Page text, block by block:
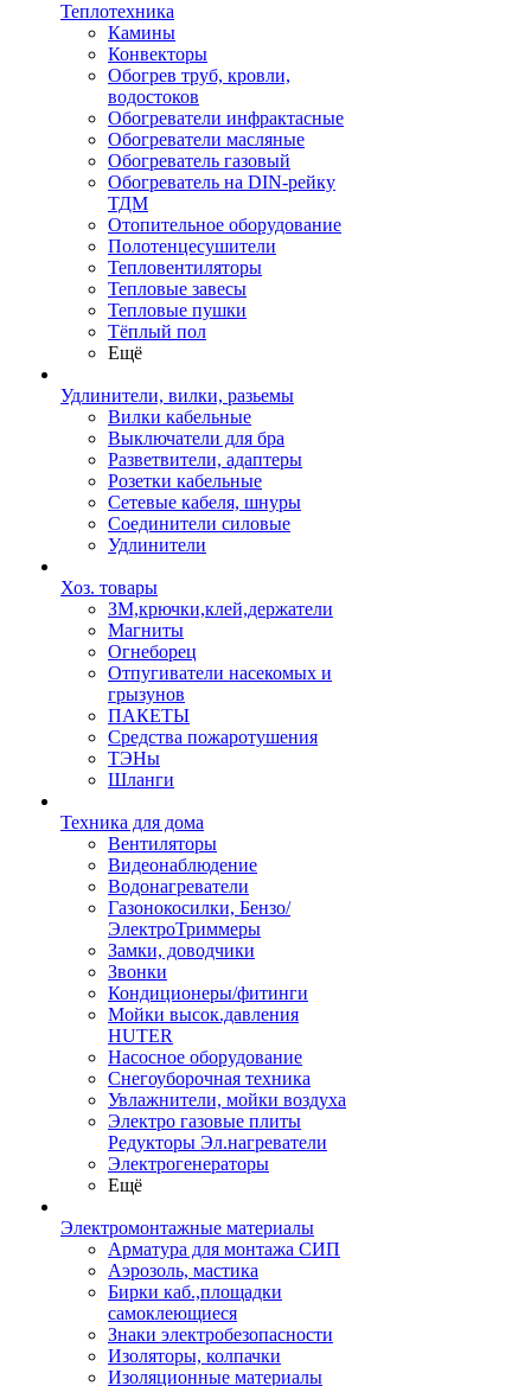
Теплотехника
Камины
Конвекторы
Обогрев труб, кровли,
водостоков
Обогреватели инфрактасные
Обогреватели масляные
Обогреватель газовый
Обогреватель на DIN-рейку
ТДМ
Отопительное оборудование
Полотенцесушители
Тепловентиляторы
Тепловые завесы
Тепловые пушки
Тёплый пол
Ещё
Удлинители, вилки, разьемы
Вилки кабельные
Выключатели для бра
Разветвители, адаптеры
Розетки кабельные
Сетевые кабеля, шнуры
Соединители силовые
Удлинители
Хоз. товары
ЗМ,крючки,клей,держатели
Магниты
Огнеборец
Отпугиватели насекомых и
грызунов
ПАКЕТЫ
Средства пожаротушения
ТЭНы
Шланги
Техника для дома
Вентиляторы
Видеонаблюдение
Водонагреватели
Газонокосилки, Бензо/
ЭлектроТриммеры
Замки, доводчики
Звонки
Кондиционеры/фитинги
Мойки высок.давления
HUTER
Насосное оборудование
Снегоуборочная техника
Увлажнители, мойки воздуха
Электро газовые плиты
Редукторы Эл.нагреватели
Электрогенераторы
Ещё
Электромонтажные материалы
Арматура для монтажа СИП
Аэрозоль, мастика
Бирки каб.,площадки
самоклеющиеся
Знаки электробезопасности
Изоляторы, колпачки
Изоляционные материалы